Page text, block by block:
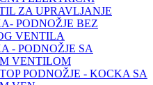
ZA UPRAVLJANJE
PODNOŽJE BEZ
VENTILA
- PODNOŽJE SA
VENTILOM
PODNOŽJE - KOCKA SA